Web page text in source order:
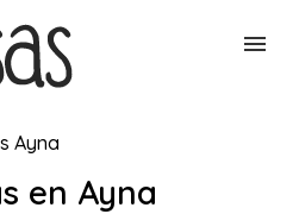
Ayna
en Ayna